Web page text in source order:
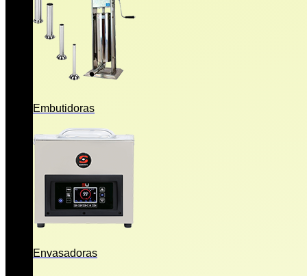
Embutidoras
Envasadoras